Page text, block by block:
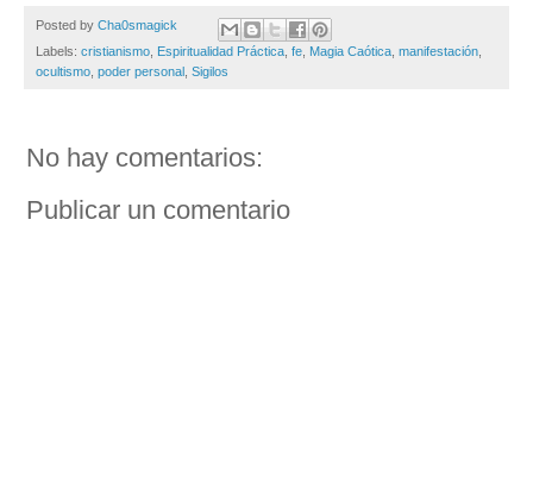
Posted by Cha0smagick
Labels: cristianismo Espiritualidad Práctica fe Magia Caótica manifestación
ocultismo poder personal Sigilos
No hay comentarios:
Publicar un comentario